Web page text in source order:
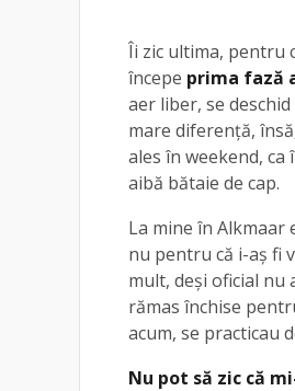
Îi zic ultima, pentru
începe prima fază
aer liber, se
mare diferență,
ales în weekend,
aibă bătaie de cap.
La mine în Alkmaar
nu pentru că i-aș fi
mult, deși oficial nu
rămas închise
acum, se practicau
Nu pot să zic că